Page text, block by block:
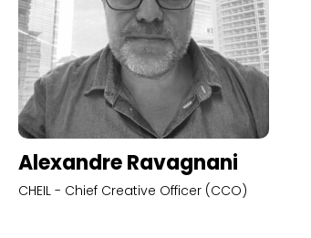
Alexandre Ravagnani
CHEIL - Chief Creative Officer (CCO)